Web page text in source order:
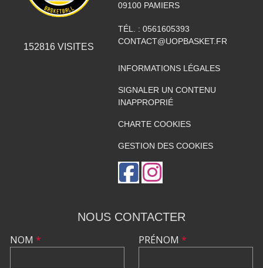
152816 VISITES
09100 PAMIERS
TÉL. : 0561605393
CONTACT@UOPBASKET.FR
INFORMATIONS LÉGALES
SIGNALER UN CONTENU
INAPPROPRIÉ
CHARTE COOKIES
GESTION DES COOKIES
NOUS CONTACTER
NOM * PRÉNOM *